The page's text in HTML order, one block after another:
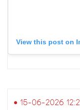
View this post on
15-06-2026